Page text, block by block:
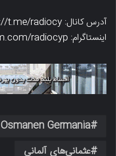
آدرس کانال: https://t.me/radiocy
اینستاگرام: instagram.com/radiocyp
Osmanen Germania
عثمانی‌های آلمانی